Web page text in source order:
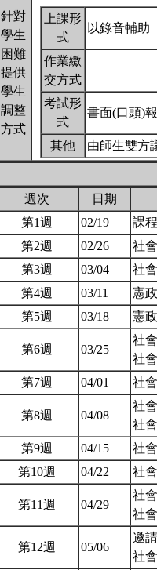
針對
學生
困難
提供
學生
調整
方式
上課形
式
以錄音輔助
作業繳
交方式
考試形
式
書面(口頭)
其他 由師生雙方
週次
日期
第1週
02/19
課
第2週
02/26
社
第3週
03/04
社
第4週
03/11
憲
第5週
03/18 憲
第6週 03/25
社
社
第7週
04/01 社
第8週 04/08
社
社
第9週
04/15
社
第10週
04/22 社
第11週 04/29
社
社
第12週 05/06
邀
社